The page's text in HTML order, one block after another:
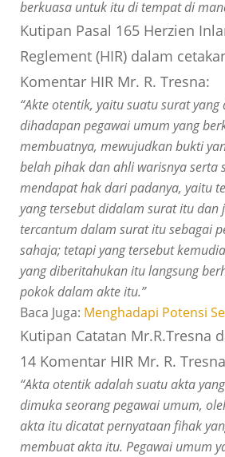
berkuasa untuk itu di tempat di
Kutipan Pasal 165 Herzien
Reglement (HIR) dalam
Komentar HIR Mr. R. Tresna:
“Akte otentik, yaitu suatu surat
dihadapan pegawai umum yang
membuatnya, mewujudkan bukti
belah pihak dan ahli warisnya serta
mendapat hak dari padanya, yaitu
yang tersebut didalam surat itu dan
tercantum dalam surat itu sebagai
sahaja; tetapi yang tersebut
yang diberitahukan itu langsung
pokok dalam akte itu.”
Baca Juga: Menghadapi Potensi
Kutipan Catatan Mr.R.Tresna
14 Komentar HIR Mr. R.
“Akta otentik adalah suatu akta
dimuka seorang pegawai umum,
akta itu dicatat pernyataan fihak
membuat akta itu. Pegawai umum